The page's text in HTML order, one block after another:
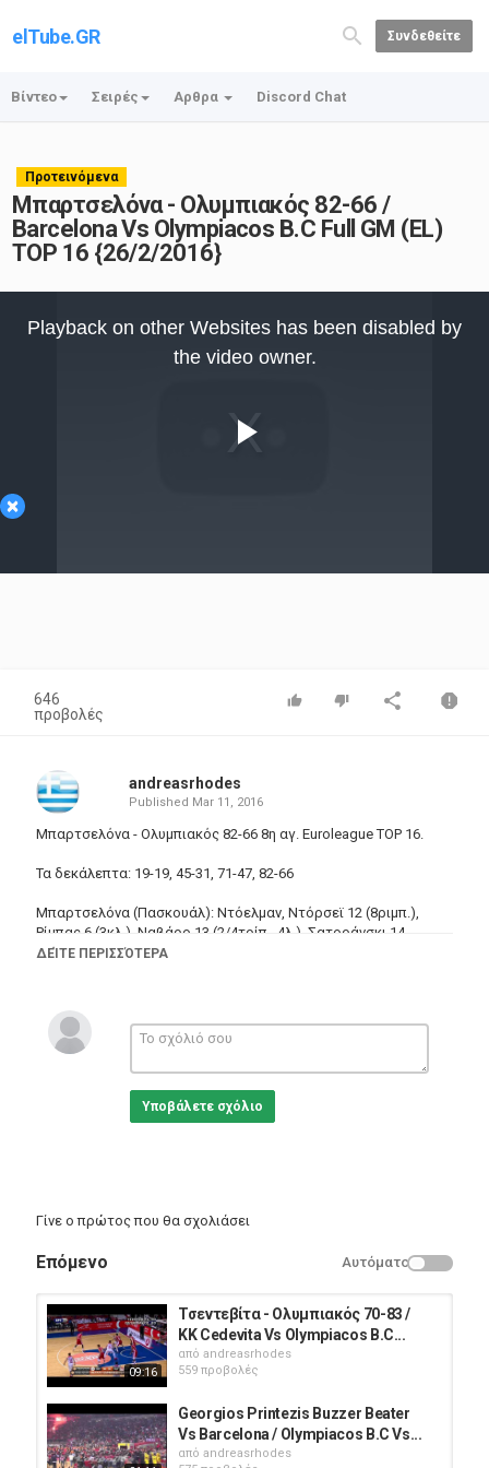
elTube.GR Συνδεθείτε
Βίντεο Σειρές Αρθρα Discord Chat
Προτεινόμενα
Μπαρτσελόνα - Ολυμπιακός 82-66 /
Barcelona Vs Olympiacos B.C Full GM (EL)
TOP 16 {26/2/2016}
×
Video
Playback on other Websites has been disabled by
the video owner.
646
προβολές
andreasrhodes
Published Mar 11, 2016
Μπαρτσελόνα - Ολυμπιακός 82-66 8η αγ. Euroleague TOP 16.
Τα δεκάλεπτα: 19-19, 45-31, 71-47, 82-66
Μπαρτσελόνα (Πασκουάλ): Ντόελμαν, Ντόρσεϊ 12 (8ριμπ.),
Ρίμπας 6 (3κλ.), Ναβάρο 13 (2/4τρίπ., 4λ.), Σατοράνσκι 14
(4/4δίπ., 4ριμπ.), Σάμιουελς 11 (5/5βολ.), Όλεσον 5 (1ασ.),
Ολυμπιακός (Σφαιρόπουλος): Τζόνσον-Όντομ 3, Χάντερ 5
(2/7δίπ.), Παπαπέτρου 4 (3ριμπ.), Σπανούλης 11 (5/7δίπ., 4λ.),
Στρόμπερι 3 (4ριμπ.), Μιλουτίνοφ 2, Πρίντεζης 12 (4/7δίπ.,
7ριμπ.), Αγραβάνης 9 (1/2τρίπ.), Μάντζαρης (2ασ.), Χάκετ 16
(6/7βολ.), Παπανικολάου 1 (0/1δίπ., 0/2τρίπ.), Αθηναίου
ΔΕΊΤΕ ΠΕΡΙΣΣΌΤΕΡΑ
Υποβάλετε σχόλιο
Γίνε ο πρώτος που θα σχολιάσει
Επόμενο Αυτόματο
09:16
Τσεντεβίτα - Ολυμπιακός 70-83 /
KK Cedevita Vs Olympiacos B.C...
από andreasrhodes
559 προβολές
Georgios Printezis Buzzer Beater
Vs Barcelona / Olympiacos B.C Vs...
από andreasrhodes